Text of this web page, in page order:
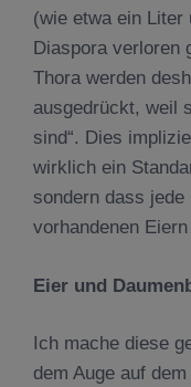
(wie etwa ein Liter
Diaspora verloren
Thora werden
ausgedrückt, weil
sind“. Dies
wirklich ein
sondern dass
vorhandenen
Eier und
Ich mache diese
dem Auge auf